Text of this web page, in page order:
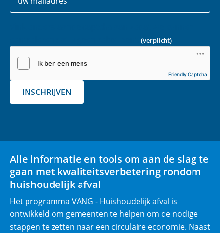
gegevens
i
v
c
h
t
)
(verplicht)
Friendly Captcha
INSCHRIJVEN
Alle informatie en tools om aan de slag te
gaan met kwaliteitsverbetering rondom
huishoudelijk afval
Het programma VANG - Huishoudelijk afval is
ontwikkeld om gemeenten te helpen om de nodige
stappen te zetten naar een circulaire economie. Naast